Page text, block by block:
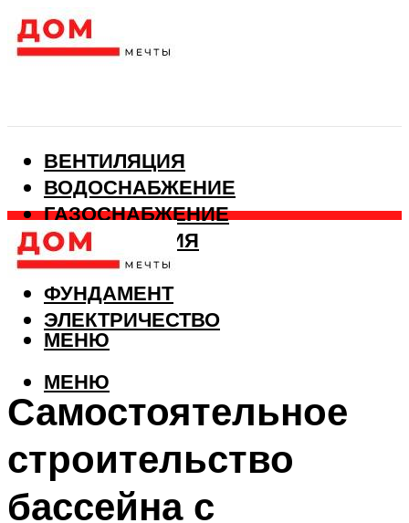
ВЕНТИЛЯЦИЯ
ВОДОСНАБЖЕНИЕ
ГАЗОСНАБЖЕНИЕ
КАНАЛИЗАЦИЯ
ОТОПЛЕНИЕ
ФУНДАМЕНТ
ЭЛЕКТРИЧЕСТВО
МЕНЮ
МЕНЮ
Самостоятельное
строительство
бассейна с